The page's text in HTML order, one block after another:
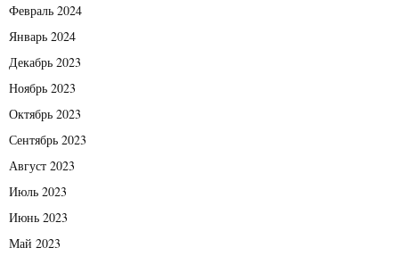
Февраль 2024
Январь 2024
Декабрь 2023
Ноябрь 2023
Октябрь 2023
Сентябрь 2023
Август 2023
Июль 2023
Июнь 2023
Май 2023